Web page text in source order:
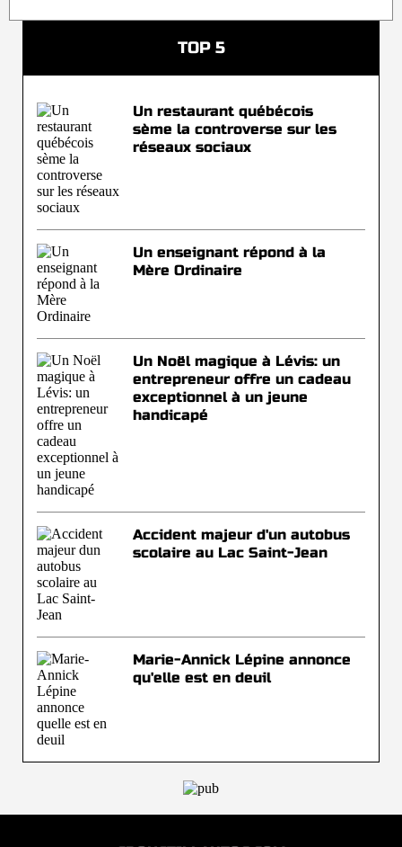
TOP 5
Un restaurant québécois
sème la controverse sur les
réseaux sociaux
Un enseignant répond à la
Mère Ordinaire
Un Noël magique à Lévis: un
entrepreneur offre un cadeau
exceptionnel à un jeune
handicapé
Accident majeur d'un autobus
scolaire au Lac Saint-Jean
Marie-Annick Lépine annonce
qu'elle est en deuil